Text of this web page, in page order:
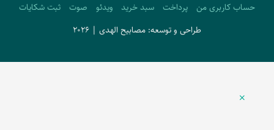
حساب کاربری من پرداخت سبد خرید ویدئو صوت
ثبت شکایات
طراحی و توسعه: مصابیح الهدی | 2026